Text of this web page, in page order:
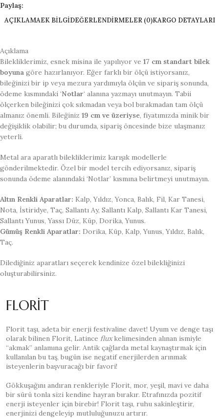
Paylaş:
AÇIKLAMAEK BILGIDEĞERLENDIRMELER (0)KARGO DETAYLARI
Açıklama
Bilekliklerimiz, esnek misina ile yapılıyor ve 17 cm standart bilek
boyuna göre hazırlanıyor. Eğer farklı bir ölçü istiyorsanız,
bileğinizi bir ip veya mezura yardımıyla ölçün ve sipariş sonunda,
ödeme kısmındaki ‘Notlar‘ alanına yazmayı unutmayın. Tabii
ölçerken bileğinizi çok sıkmadan veya bol bırakmadan tam ölçü
almanız önemli. Bileğiniz 19 cm ve üzeriyse, fiyatımızda minik bir
değişiklik olabilir; bu durumda, sipariş öncesinde bize ulaşmanız
yeterli.
Metal ara aparatlı bilekliklerimiz karışık modellerle
gönderilmektedir. Özel bir model tercih ediyorsanız, sipariş
sonunda ödeme alanındaki ‘Notlar’ kısmına belirtmeyi unutmayın.
Altın Renkli Aparatlar: Kalp, Yıldız, Yonca, Balık, Fil, Kar Tanesi,
Nota, İstiridye, Taç, Sallantı Ay, Sallantı Kalp, Sallantı Kar Tanesi,
Sallantı Yunus, Yassı Düz, Küp, Dorika, Yunus.
Gümüş Renkli Aparatlar: Dorika, Küp, Kalp, Yunus, Yıldız, Balık,
Taç.
Dilediğiniz aparatları seçerek kendinize özel bilekliğinizi
oluşturabilirsiniz.
FLORİT
Florit taşı, adeta bir enerji festivaline davet! Uyum ve denge taşı
olarak bilinen Florit, Latince fluxkelimesinden alınan ismiyle
“akmak” anlamına gelir. Antik çağlarda metal kaynaştırmak için
kullanılan bu taş, bugün ise negatif enerjilerden arınmak
isteyenlerin başvuracağı bir favori!
Gökkuşağını andıran renkleriyle Florit, mor, yeşil, mavi ve daha
bir sürü tonla sizi kendine hayran bırakır. Etrafınızda pozitif
enerji isteyenler için birebir! Florit taşı, ruhu sakinleştirir,
enerjinizi dengeleyip mutluluğunuzu artırır.